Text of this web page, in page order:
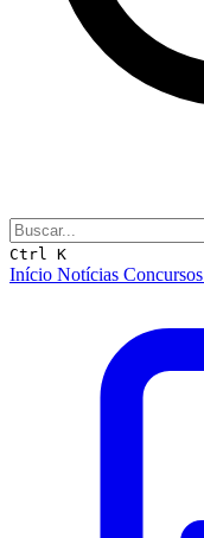
Ctrl K
Início Notícias Concursos